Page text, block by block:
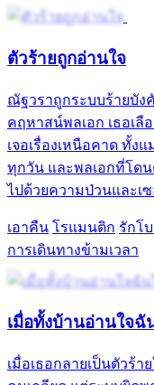
ตัวร้ายถูกอ่านใจ
ณัฐวราถูกระบบร้ายบั
คฤหาสน์พลเอก เธอเ
เจอเรื่องเหนือคาด ทั้ง
ทุกวัน และพลเอกที่โดน
ไปด้วยความป่วนและเ
เอาคืน โรแมนติก รักโ
การเดินทางข้ามเวลา
เมื่อทั้งบ้านอ่านใจฉั
เมื่อเธอกลายเป็นตัวร้